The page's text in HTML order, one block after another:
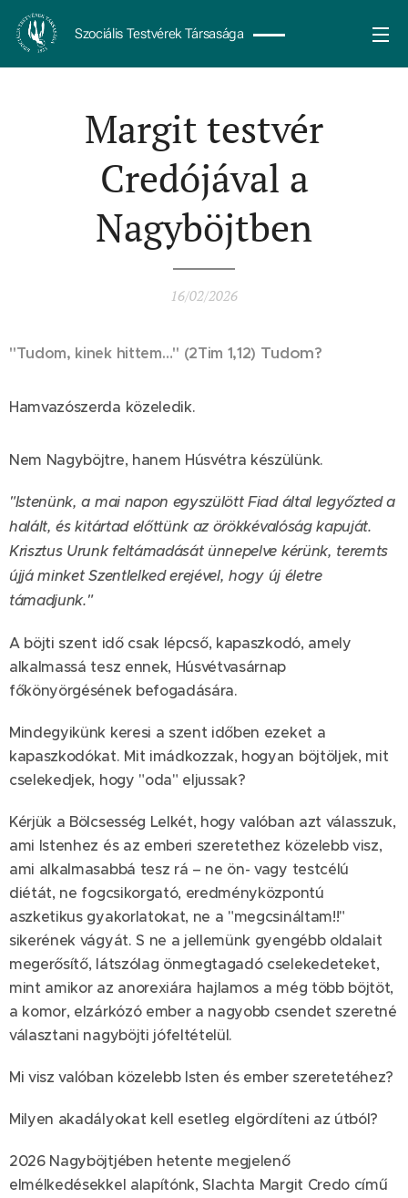
Szociális Testvérek Társasága
Margit testvér
Credójával a
Nagyböjtben
16/02/2026
"Tudom, kinek hittem…" (2Tim 1,12) Tudom?
Hamvazószerda közeledik.
Nem Nagyböjtre, hanem Húsvétra készülünk.
"Istenünk, a mai napon egyszülött Fiad által legyőzted a
halált, és kitártad előttünk az örökkévalóság kapuját.
Krisztus Urunk feltámadását ünnepelve kérünk, teremts
újjá minket Szentlelked erejével, hogy új életre
támadjunk."
A böjti szent idő csak lépcső, kapaszkodó, amely
alkalmassá tesz ennek, Húsvétvasárnap
főkönyörgésének befogadására.
Mindegyikünk keresi a szent időben ezeket a
kapaszkodókat. Mit imádkozzak, hogyan böjtöljek, mit
cselekedjek, hogy "oda" eljussak?
Kérjük a Bölcsesség Lelkét, hogy valóban azt válasszuk,
ami Istenhez és az emberi szeretethez közelebb visz,
ami alkalmasabbá tesz rá – ne ön- vagy testcélú
diétát, ne fogcsikorgató, eredményközpontú
aszketikus gyakorlatokat, ne a "megcsináltam!!"
sikerének vágyát. S ne a jellemünk gyengébb oldalait
megerősítő, látszólag önmegtagadó cselekedeteket,
mint amikor az anorexiára hajlamos a még több böjtöt,
a komor, elzárkózó ember a nagyobb csendet szeretné
választani nagyböjti jófeltételül.
Mi visz valóban közelebb Isten és ember szeretetéhez?
Milyen akadályokat kell esetleg elgördíteni az útból?
2026 Nagyböjtjében hetente megjelenő
elmélkedésekkel alapítónk, Slachta Margit Credo című